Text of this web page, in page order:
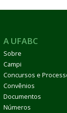
A UFABC
Sobre
Campi
Concursos e
Convênios
Documentos
Números